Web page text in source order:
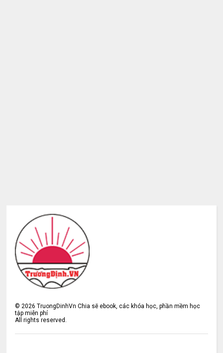
©2026 TruongDinhVn Chia sẽ ebook, các khóa học, phần mềm học
tập miễn phí
All rights reserved.